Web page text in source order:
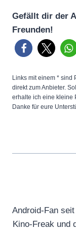
Gefällt dir der
Freunden!
Links mit einem * sind
direkt zum Anbieter.
erhalte ich eine kleine
Danke für eure
Android-Fan
Kino-Freak und